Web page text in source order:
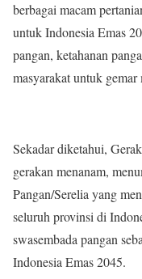
berbagai macam
untuk Indonesia Emas
pangan, ketahanan
masyarakat untuk gemar
Sekadar diketahui,
gerakan menanam,
Pangan/Serelia yang
seluruh provinsi di
swasembada pangan
Indonesia Emas 2045.